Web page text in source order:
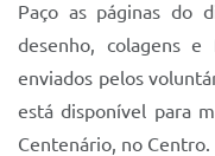
Paço as páginas do
desenho, colagens
enviados pelos
está disponível para
Centenário, no Centro.